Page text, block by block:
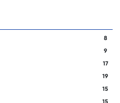
8
9
17
19
15
15